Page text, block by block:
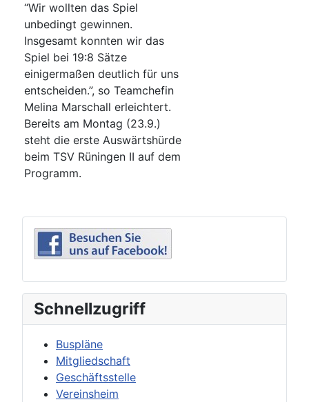
“Wir wollten das Spiel
unbedingt gewinnen.
Insgesamt konnten wir das
Spiel bei 19:8 Sätze
einigermaßen deutlich für uns
entscheiden.”, so Teamchefin
Melina Marschall erleichtert.
Bereits am Montag (23.9.)
steht die erste Auswärtshürde
beim TSV Rüningen II auf dem
Programm.
Schnellzugriff
Buspläne
Mitgliedschaft
Geschäftsstelle
Vereinsheim